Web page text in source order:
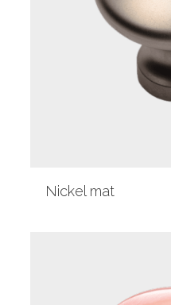
Nickel mat